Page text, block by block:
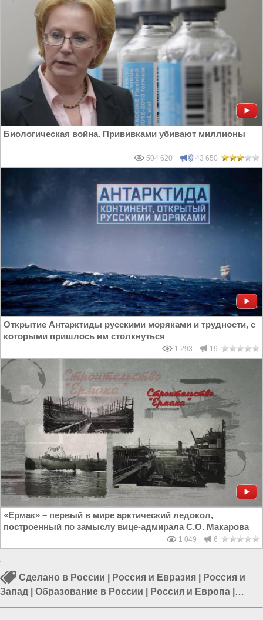
Биологическая война. Прививками убивают миллионы
504 620 43 650
Открытие Антарктиды русскими моряками и трудности, с
которыми пришлось им столкнуться
1 293 19
«Ермак» – первый в мире арктический ледокол,
построенный по замыслу вице-адмирала С.О. Макарова
1 049 6
Сделано в России Россия и Евразия
Россия и
Запад
Образование в России Россия и Европа
Промышленность в России|Школы в России